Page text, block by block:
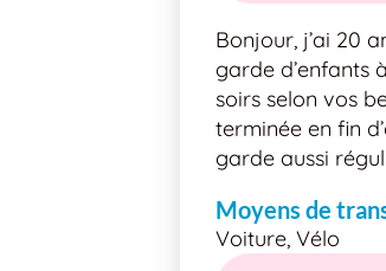
Bonjour, j’ai 20
garde d’enfants
soirs selon vos
terminée en fin
garde aussi
Moyens de
Voiture, Vélo